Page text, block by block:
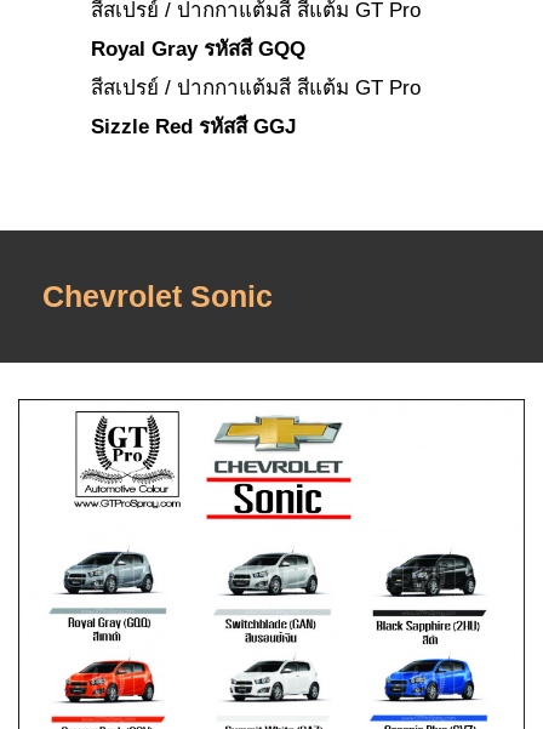
สีสเปรย์ / ปากกาแต้มสี สีแต้ม GT Pro
Royal Gray รหัสสี GQQ
สีสเปรย์ / ปากกาแต้มสี สีแต้ม GT Pro
Sizzle Red รหัสสี GGJ
Chevrolet Sonic